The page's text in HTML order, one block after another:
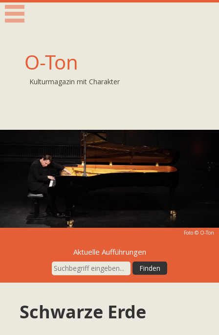
O-Ton
Kulturmagazin mit Charakter
Foto © O-Ton
Aktuelle Aufführungen
Schwarze Erde